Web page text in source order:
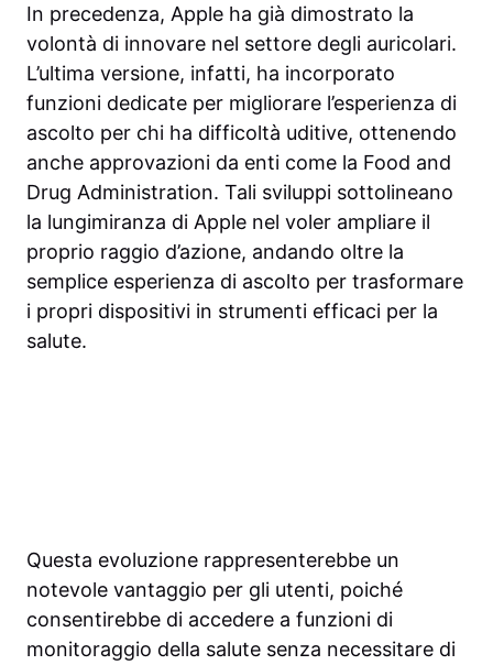
In precedenza, Apple ha già dimostrato la
volontà di innovare nel settore degli auricolari.
L’ultima versione, infatti, ha incorporato
funzioni dedicate per migliorare l’esperienza di
ascolto per chi ha difficoltà uditive, ottenendo
anche approvazioni da enti come la Food and
Drug Administration. Tali sviluppi sottolineano
la lungimiranza di Apple nel voler ampliare il
proprio raggio d’azione, andando oltre la
semplice esperienza di ascolto per trasformare
i propri dispositivi in strumenti efficaci per la
salute.
Questa evoluzione rappresenterebbe un
notevole vantaggio per gli utenti, poiché
consentirebbe di accedere a funzioni di
monitoraggio della salute senza necessitare di